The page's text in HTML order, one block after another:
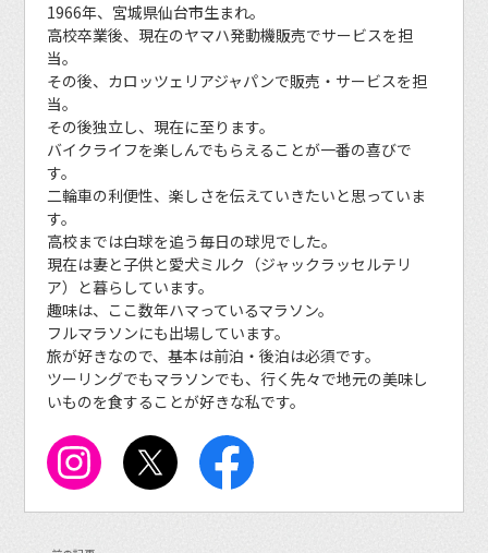
1966年、宮城県仙台市生まれ。
高校卒業後、現在のヤマハ発動機販売でサービスを担
当。
その後、カロッツェリアジャパンで販売・サービスを担
当。
その後独立し、現在に至ります。
バイクライフを楽しんでもらえることが一番の喜びで
す。
二輪車の利便性、楽しさを伝えていきたいと思っていま
す。
高校までは白球を追う毎日の球児でした。
現在は妻と子供と愛犬ミルク（ジャックラッセルテリ
ア）と暮らしています。
趣味は、ここ数年ハマっているマラソン。
フルマラソンにも出場しています。
旅が好きなので、基本は前泊・後泊は必須です。
ツーリングでもマラソンでも、行く先々で地元の美味し
いものを食することが好きな私です。